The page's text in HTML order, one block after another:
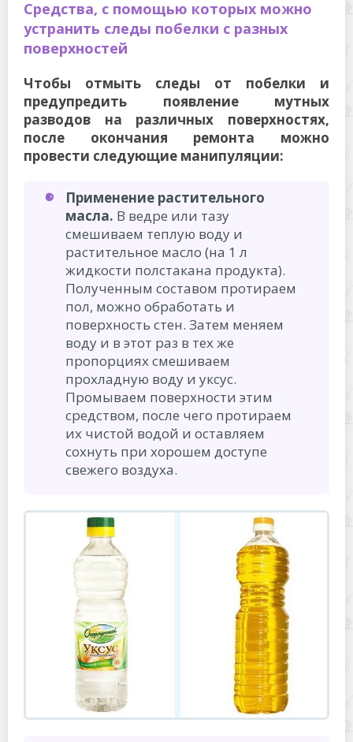
Средства, с помощью которых можно
устранить следы побелки с разных
поверхностей
Чтобы отмыть следы от побелки и
предупредить появление мутных
разводов на различных поверхностях,
после окончания ремонта можно
провести следующие манипуляции:
Применение растительного
масла. В ведре или тазу
смешиваем теплую воду и
растительное масло (на 1 л
жидкости полстакана продукта).
Полученным составом протираем
пол, можно обработать и
поверхность стен. Затем меняем
воду и в этот раз в тех же
пропорциях смешиваем
прохладную воду и уксус.
Промываем поверхности этим
средством, после чего протираем
их чистой водой и оставляем
сохнуть при хорошем доступе
свежего воздуха.